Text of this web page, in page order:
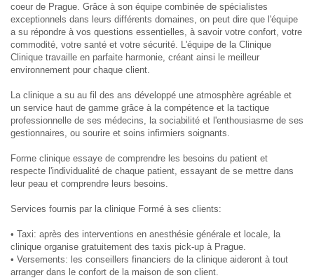
coeur de Prague. Grâce à son équipe combinée de spécialistes
exceptionnels dans leurs différents domaines, on peut dire que l'équipe
a su répondre à vos questions essentielles, à savoir votre confort, votre
commodité, votre santé et votre sécurité. L'équipe de la Clinique
Clinique travaille en parfaite harmonie, créant ainsi le meilleur
environnement pour chaque client.
La clinique a su au fil des ans développé une atmosphère agréable et
un service haut de gamme grâce à la compétence et la tactique
professionnelle de ses médecins, la sociabilité et l'enthousiasme de ses
gestionnaires, ou sourire et soins infirmiers soignants.
Forme clinique essaye de comprendre les besoins du patient et
respecte l'individualité de chaque patient, essayant de se mettre dans
leur peau et comprendre leurs besoins.
Services fournis par la clinique Formé à ses clients:
• Taxi: après des interventions en anesthésie générale et locale, la
clinique organise gratuitement des taxis pick-up à Prague.
• Versements: les conseillers financiers de la clinique aideront à tout
arranger dans le confort de la maison de son client.